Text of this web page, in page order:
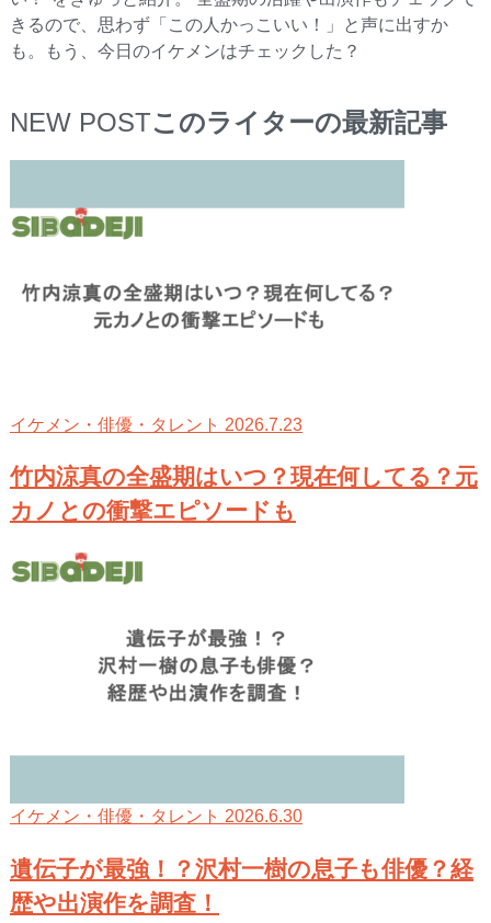
きるので、思わず「この人かっこいい！」と声に出すか
も。もう、今日のイケメンはチェックした？
NEW POSTこのライターの最新記事
イケメン・俳優・タレント 2026.7.23
竹内涼真の全盛期はいつ？現在何してる？元
カノとの衝撃エピソードも
イケメン・俳優・タレント 2026.6.30
遺伝子が最強！？沢村一樹の息子も俳優？経
歴や出演作を調査！